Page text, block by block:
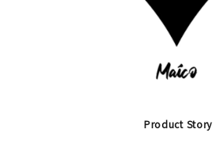
Product Story